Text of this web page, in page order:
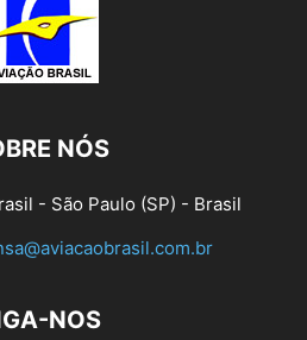
NÓS
- São Paulo (SP) - Brasil
NOS